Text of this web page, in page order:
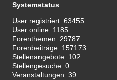
Systemstatus
User registriert:63455
User online: 1185
Forenthemen: 29787
Forenbeiträge: 157173
Stellenangebote: 102
Stellengesuche:0
Veranstaltungen:39